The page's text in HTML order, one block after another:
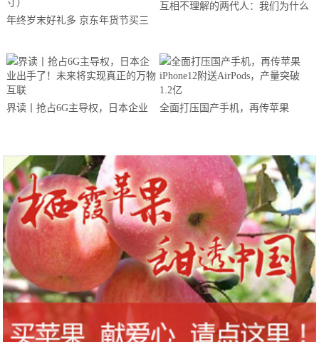
年终岁末好礼多 京东年货节买三
互相不理解的两代人：我们为什么
界读丨抢占6G主导权，日本企业
全面打压国产手机，再传苹果